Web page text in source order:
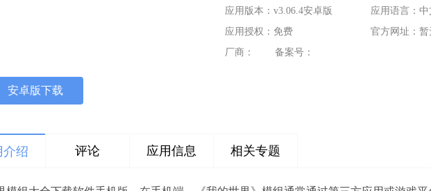
应用版本：v3.06.4安卓版
应用语言：中
应用授权：免费
官方网址：暂
厂商：
备案号：
安卓版下载
介绍 评论 应用信息 相关专题